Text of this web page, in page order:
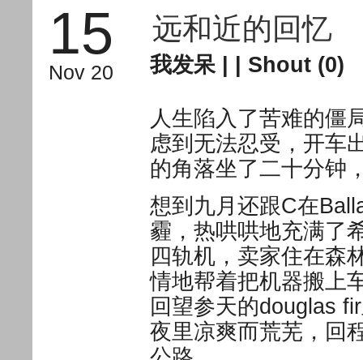
15
Nov 20
远和近的回忆
我发呆 Shout (0)
人生陷入了苦难的僵
虑到无法忍受，开车
的角落坐了二十分钟
想到九月还跟C在
霾，热哄哄地充满了
四轨机，卖家住在森
情地帮着把机器搬上
回望参天的douglas
夜里凉爽而荒芜，回